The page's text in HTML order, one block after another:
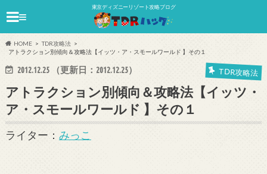
東京ディズニーリゾート攻略ブログ
≡
HOME
TDR攻略法
アトラクション別傾向＆攻略法【イッツ・ア・スモールワールド 】その１
2012.12.25（更新日： 2012.12.25） TDR攻略法
アトラクション別傾向＆攻略法【イッツ・
ア・スモールワールド 】その１
ライター： みっこ